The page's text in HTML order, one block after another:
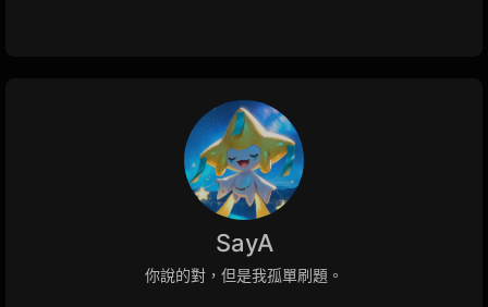
SayA
你說的對，但是我孤單刷題。